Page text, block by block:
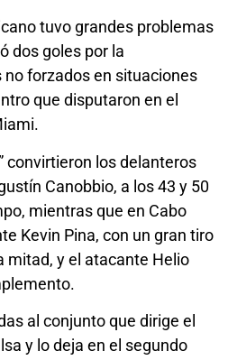
tuvo grandes problemas
dos goles por la
forzados en situaciones
que disputaron en el
convirtieron los delanteros
Canobbio, a los 43 y 50
mientras que en Cabo
Kevin Pina, con un gran tiro
mitad, y el atacante Helio
al conjunto que dirige el
y lo deja en el segundo